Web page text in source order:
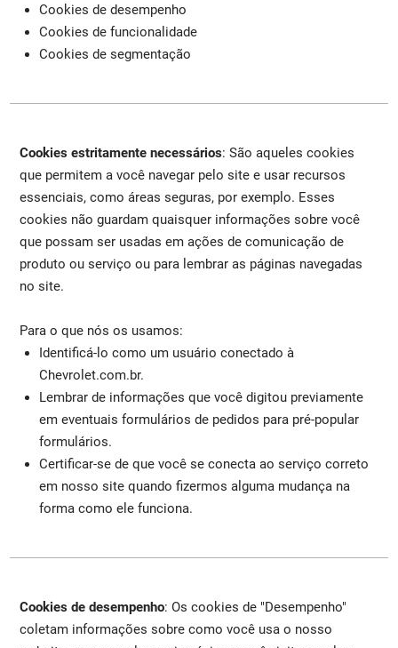
Cookies de desempenho
Cookies de funcionalidade
Cookies de segmentação
Cookies estritamente necessários: São aqueles cookies
que permitem a você navegar pelo site e usar recursos
essenciais, como áreas seguras, por exemplo. Esses
cookies não guardam quaisquer informações sobre você
que possam ser usadas em ações de comunicação de
produto ou serviço ou para lembrar as páginas navegadas
no site.
Para o que nós os usamos:
Identificá-lo como um usuário conectado à
Chevrolet.com.br.
Lembrar de informações que você digitou previamente
em eventuais formulários de pedidos para pré-popular
formulários.
Certificar-se de que você se conecta ao serviço correto
em nosso site quando fizermos alguma mudança na
forma como ele funciona.
Cookies de desempenho: Os cookies de "Desempenho"
coletam informações sobre como você usa o nosso